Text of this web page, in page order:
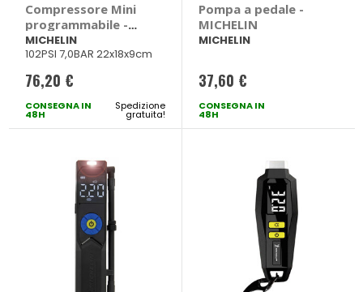
Compressore Mini
programmabile -
MICHELIN
MICHELIN
102PSI 7,0BAR 22x18x9cm
76,20 €
CONSEGNA IN
48H
Spedizione
gratuita!
Pompa a pedale -
MICHELIN
MICHELIN
37,60 €
CONSEGNA IN
48H